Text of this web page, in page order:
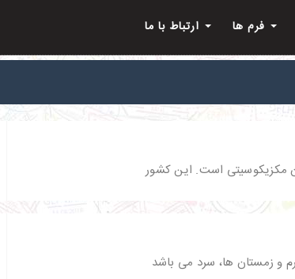
مکزیکوسیتی است. این کشور
و زمستان ها، سرد می باشد